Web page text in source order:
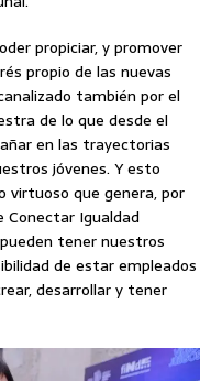
propiciar, y promover
propio de las nuevas
también por el
de lo que desde el
en las trayectorias
jóvenes. Y esto
virtuoso que genera, por
Conectar Igualdad
tener nuestros
de estar empleados
desarrollar y tener